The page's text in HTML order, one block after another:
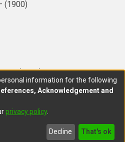
(1900)
– (8000). Universidad
147
information for the following
Acknowledgement and
privacy policy.
Decline That's ok